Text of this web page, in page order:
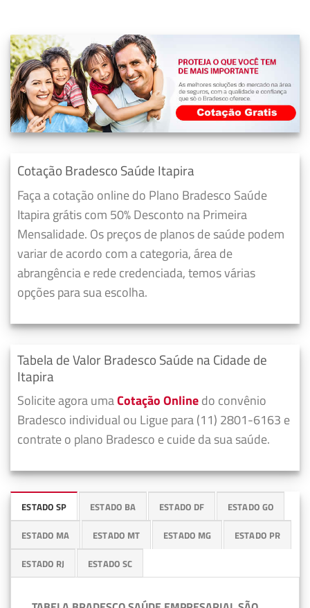
Cotação Bradesco Saúde Itapira
Faça a cotação online do Plano Bradesco Saúde
Itapira grátis com 50% Desconto na Primeira
Mensalidade. Os preços de planos de saúde podem
variar de acordo com a categoria, área de
abrangência e rede credenciada, temos várias
opções para sua escolha.
Tabela de Valor Bradesco Saúde na Cidade de
Itapira
Solicite agora umaCotação Onlinedo convênio
Bradesco individual ou Ligue para (11) 2801-6163 e
contrate o plano Bradesco e cuide da sua saúde.
ESTADO SP ESTADO BA ESTADO DF ESTADO GO
ESTADO MA ESTADO MT ESTADO MG ESTADO PR
ESTADO RJ ESTADO SC